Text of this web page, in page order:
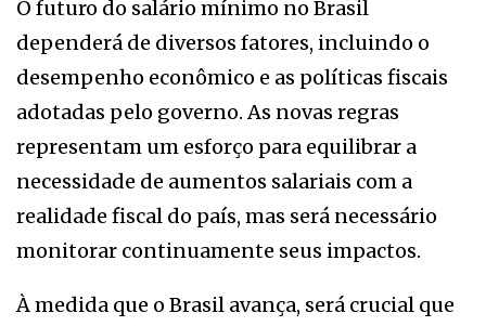
O futuro do salário mínimo no Brasil
dependerá de diversos fatores, incluindo o
desempenho econômico e as políticas fiscais
adotadas pelo governo. As novas regras
representam um esforço para equilibrar a
necessidade de aumentos salariais com a
realidade fiscal do país, mas será necessário
monitorar continuamente seus impactos.
À medida que o Brasil avança, será crucial que